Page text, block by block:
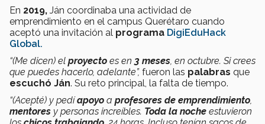
En 2019, Ján coordinaba una actividad de
emprendimiento en el campus Querétaro cuando
aceptó una invitación al programa DigiEduHack
Global.
“(Me dicen) el proyecto es en 3 meses, en octubre. Si crees
que puedes hacerlo, adelante”, fueron las palabras que
escuchó Ján. Su reto principal, la falta de tiempo.
“(Acepté) y pedíapoyo a profesores de emprendimiento,
mentores y personas increíbles. Toda la noche estuvieron